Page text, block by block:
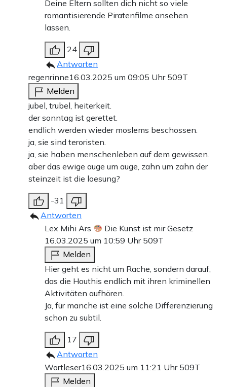
Deine Eltern sollten dich nicht so viele
romantisierende Piratenfilme ansehen
lassen.
24
Antworten
regenrinne16.03.2025 um 09:05 Uhr 509T
Melden
jubel, trubel, heiterkeit.
der sonntag ist gerettet.
endlich werden wieder moslems beschossen.
ja, sie sind teroristen.
ja, sie haben menschenleben auf dem gewissen.
aber das ewige auge um auge, zahn um zahn der
steinzeit ist die loesung?
-31
Antworten
Lex Mihi Ars
Die Kunst ist mir Gesetz
16.03.2025 um 10:59 Uhr 509T
Melden
Hier geht es nicht um Rache, sondern darauf,
das die Houthis endlich mit ihren kriminellen
Aktivitäten aufhören.
Ja, für manche ist eine solche Differenzierung
schon zu subtil.
17
Antworten
Wortleser16.03.2025 um 11:21 Uhr 509T
Melden